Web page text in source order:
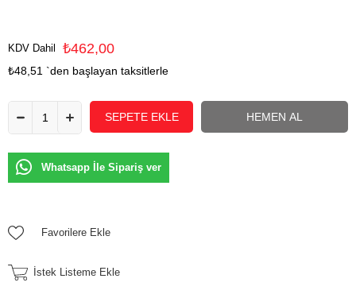
KDV Dahil ₺462,00
₺48,51 `den başlayan taksitlerle
Whatsapp İle Sipariş ver
Favorilere Ekle
İstek Listeme Ekle